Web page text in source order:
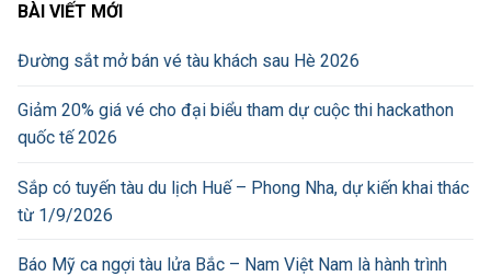
BÀI VIẾT MỚI
Đường sắt mở bán vé tàu khách sau Hè 2026
Giảm 20% giá vé cho đại biểu tham dự cuộc thi hackathon
quốc tế 2026
Sắp có tuyến tàu du lịch Huế – Phong Nha, dự kiến khai thác
từ 1/9/2026
Báo Mỹ ca ngợi tàu lửa Bắc – Nam Việt Nam là hành trình